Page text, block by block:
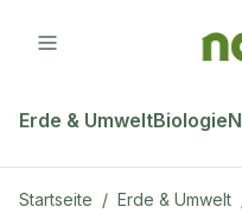
Erde & UmweltBiologie
Startseite / Erde & Umwelt